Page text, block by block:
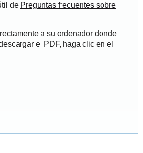
de Preguntas frecuentes sobre
a su ordenador donde
el PDF, haga clic en el